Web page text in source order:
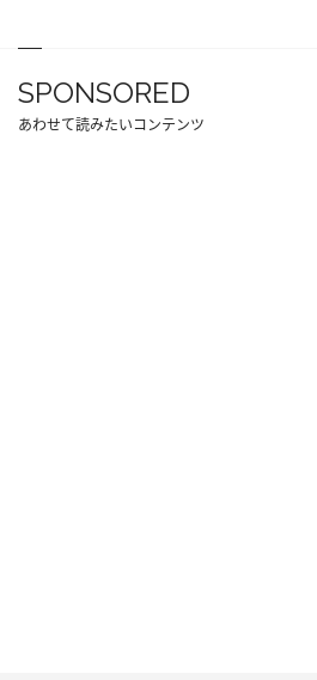
SPONSORED
あわせて読みたいコンテンツ